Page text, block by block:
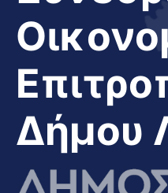
Νησί
Μας
Δήμου